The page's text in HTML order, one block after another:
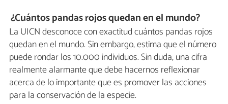
¿Cuántos pandas rojos quedan en el mundo?
La UICN desconoce con exactitud cuántos pandas rojos
quedan en el mundo. Sin embargo, estima que el número
puede rondar los 10.000 individuos. Sin duda, una cifra
realmente alarmante que debe hacernos reflexionar
acerca de lo importante que es promover las acciones
para la conservación de la especie.